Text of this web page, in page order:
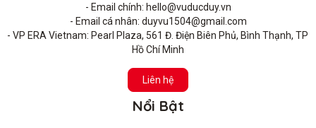
- Email chính: hello@vuducduy.vn
- Email cá nhân: duyvu1504@gmail.com
- VP ERA Vietnam: Pearl Plaza, 561 Đ. Điện Biên Phủ, Bình Thạnh, TP
Hồ Chí Minh
Liên hệ
Nổi Bật